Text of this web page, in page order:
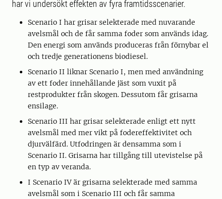
har vi undersökt effekten av fyra framtidsscenarier.
Scenario I har grisar selekterade med nuvarande
avelsmål och de får samma foder som används idag.
Den energi som används produceras från förnybar el
och tredje generationens biodiesel.
Scenario II liknar Scenario I, men med användning
av ett foder innehållande jäst som vuxit på
restprodukter från skogen. Dessutom får grisarna
ensilage.
Scenario III har grisar selekterade enligt ett nytt
avelsmål med mer vikt på fodereffektivitet och
djurvälfärd. Utfodringen är densamma som i
Scenario II. Grisarna har tillgång till utevistelse på
en typ av veranda.
I Scenario IV är grisarna selekterade med samma
avelsmål som i Scenario III och får samma